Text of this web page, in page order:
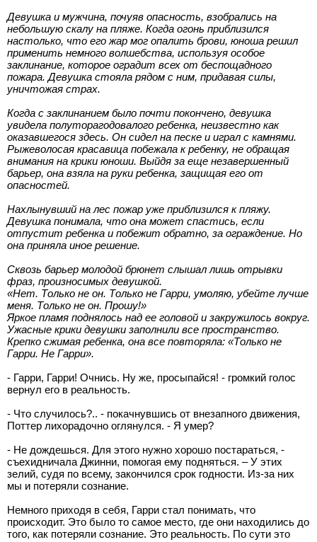
Девушка и мужчина, почуяв опасность, взобрались на
небольшую скалу на пляже. Когда огонь приблизился
настолько, что его жар мог опалить брови, юноша решил
применить немного волшебства, используя особое
заклинание, которое оградит всех от беспощадного
пожара. Девушка стояла рядом с ним, придавая силы,
уничтожая страх.
Когда с заклинанием было почти покончено, девушка
увидела полуторагодовалого ребенка, неизвестно как
оказавшегося здесь. Он сидел на песке и играл с камнями.
Рыжеволосая красавица побежала к ребенку, не обращая
внимания на крики юноши. Выйдя за еще незавершенный
барьер, она взяла на руки ребенка, защищая его от
опасностей.
Нахлынувший на лес пожар уже приблизился к пляжу.
Девушка понимала, что она может спастись, если
отпустит ребенка и побежит обратно, за ограждение. Но
она приняла иное решение.
Сквозь барьер молодой брюнет слышал лишь отрывки
фраз, произносимых девушкой.
«Нет. Только не он. Только не Гарри, умоляю, убейте лучше
меня. Только не он. Прошу!»
Яркое пламя поднялось над ее головой и закружилось вокруг.
Ужасные крики девушки заполнили все пространство.
Крепко сжимая ребенка, она все повторяла: «Только не
Гарри. Не Гарри».
- Гарри, Гарри! Очнись. Ну же, просыпайся! - громкий голос
вернул его в реальность.
- Что случилось?.. - покачнувшись от внезапного движения,
Поттер лихорадочно оглянулся. - Я умер?
- Не дождешься. Для этого нужно хорошо постараться, -
съехидничала Джинни, помогая ему подняться. – У этих
зелий, судя по всему, закончился срок годности. Из-за них
мы и потеряли сознание.
Немного приходя в себя, Гарри стал понимать, что
происходит. Это было то самое место, где они находились до
того, как потеряли сознание. Это реальность. По сути это